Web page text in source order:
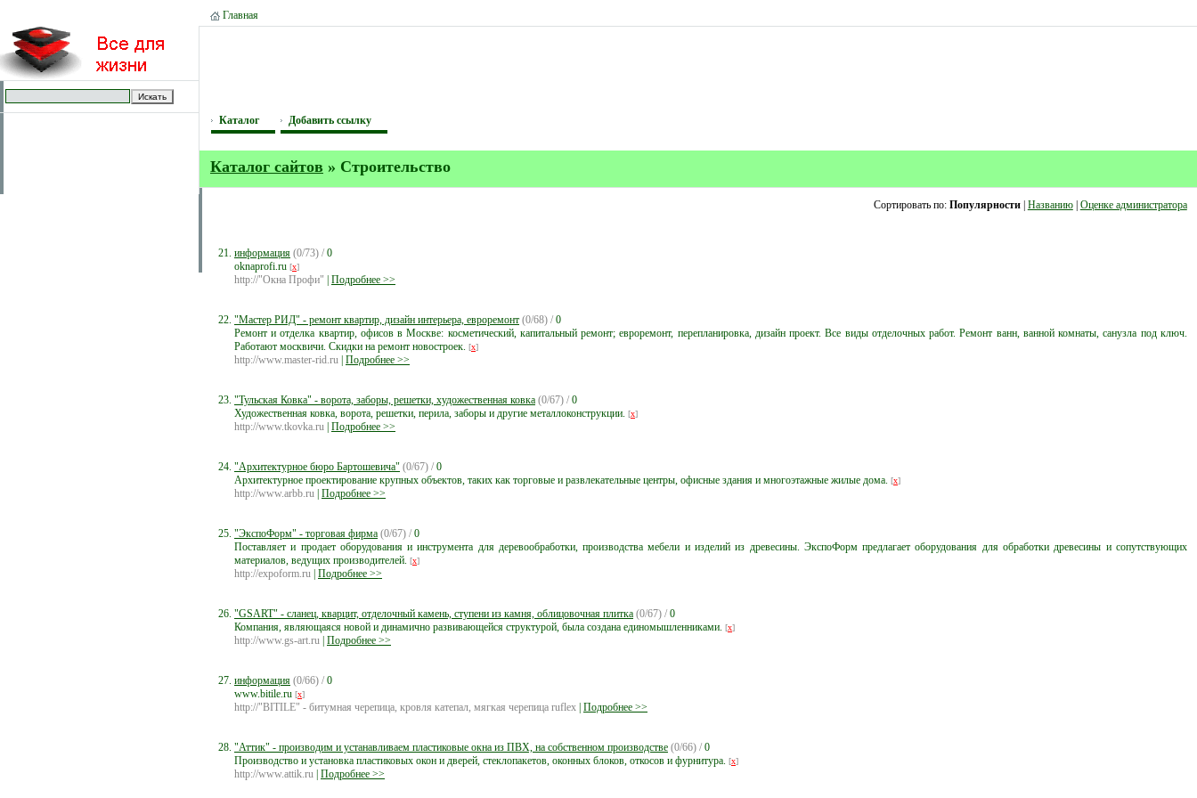
Главная
Каталог Добавить ссылку
Каталог сайтов » Строительство
Сортировать по: Популярности| Названию| Оценке администратора
информация (0/73) / 0
oknaprofi.ru [x]
http://"Окна Профи" Подробнее >>
"Мастер РИД" - ремонт квартир, дизайн интерьера, евроремонт (0/68) / 0
Ремонт и отделка квартир, офисов в Москве: косметический, капитальный ремонт; евроремонт, перепланировка, дизайн проект. Все виды отделочных работ. Ремонт ванн, ванной комнаты, санузла под ключ.
Работают москвичи. Скидки на ремонт новостроек. [x]
http://www.master-rid.ru Подробнее >>
"Тульская Ковка" - ворота, заборы, решетки, художественная ковка (0/67) / 0
Художественная ковка, ворота, решетки, перила, заборы и другие металлоконструкции. [x]
http://www.tkovka.ru Подробнее >>
"Архитектурное бюро Бартошевича" (0/67) / 0
Архитектурное проектирование крупных объектов, таких как торговые и развлекательные центры, офисные здания и многоэтажные жилые дома. [x]
http://www.arbb.ru Подробнее >>
"ЭкспоФорм" - торговая фирма (0/67) / 0
Поставляет и продает оборудования и инструмента для деревообработки, производства мебели и изделий из древесины. ЭкспоФорм предлагает оборудования для обработки древесины и сопутствующих
материалов, ведущих производителей. [x]
http://expoform.ru Подробнее >>
"GSART" - сланец, кварцит, отделочный камень, ступени из камня, облицовочная плитка (0/67) / 0
Компания, являющаяся новой и динамично развивающейся структурой, была создана единомышленниками. [x]
http://www.gs-art.ru Подробнее >>
информация (0/66) / 0
www.bitile.ru [x]
http://"BITILE" - битумная черепица, кровля катепал, мягкая черепица ruflex Подробнее >>
"Аттик" - производим и устанавливаем пластиковые окна из ПВХ, на собственном производстве (0/66) / 0
Производство и установка пластиковых окон и дверей, стеклопакетов, оконных блоков, откосов и фурнитура. [x]
http://www.attik.ru Подробнее >>